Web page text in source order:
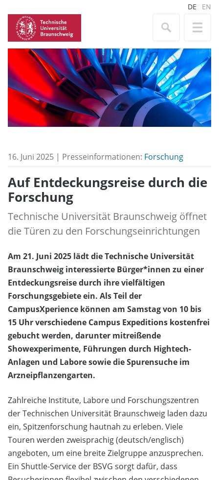
DE EN
16. Juni 2025 | Presseinformationen: Forschung
Auf Entdeckungsreise durch die
Forschung
Technische Universität Braunschweig öffnet
die Türen zu den Forschungseinrichtungen
Am 21. Juni 2025 lädt die Technische Universität
Braunschweig interessierte Bürger*innen zu einer
Entdeckungsreise durch ihre vielfältigen
Forschungsgebiete ein. Als Teil der
CampusXperience können am Samstag von 10 bis
15 Uhr verschiedene Campus Expeditions kostenfrei
gebucht werden, darunter mitreißende
Showexperimente, Führungen durch Hightech-
Anlagen und Labore sowie die Spurensuche im
Arzneipflanzengarten.
Zahlreiche Institute, Labore und Forschungszentren
der Technischen Universität Braunschweig laden dazu
ein, Spitzenforschung hautnah zu erleben. Viele
Touren werden zweisprachig (deutsch/englisch)
angeboten, um eine breite Zielgruppe anzusprechen.
Ein Shuttle-Service der BSVG sorgt dafür, dass